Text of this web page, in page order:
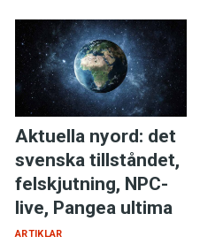
Aktuella nyord: det
svenska tillståndet,
felskjutning, NPC-
live, Pangea ultima
ARTIKLAR